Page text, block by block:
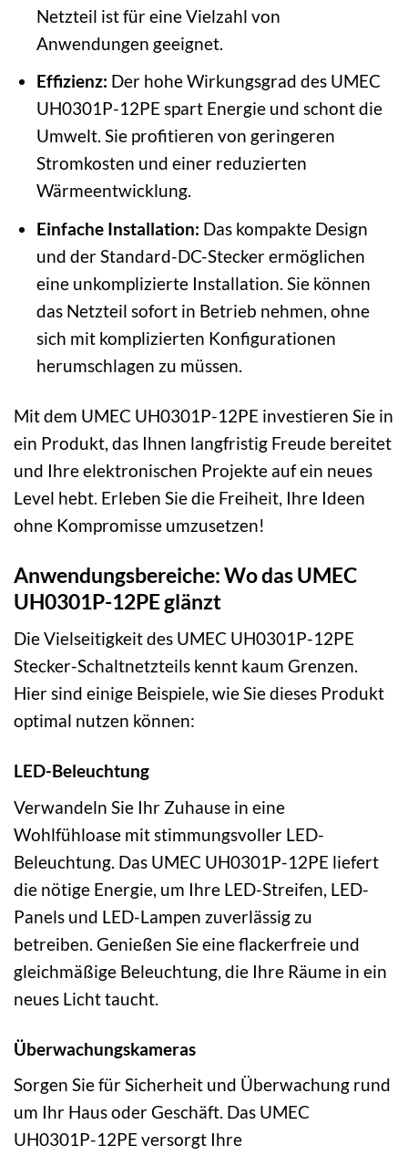
Netzteil ist für eine Vielzahl von
Anwendungen geeignet.
Effizienz: Der hohe Wirkungsgrad des UMEC
UH0301P-12PE spart Energie und schont die
Umwelt. Sie profitieren von geringeren
Stromkosten und einer reduzierten
Wärmeentwicklung.
Einfache Installation: Das kompakte Design
und der Standard-DC-Stecker ermöglichen
eine unkomplizierte Installation. Sie können
das Netzteil sofort in Betrieb nehmen, ohne
sich mit komplizierten Konfigurationen
herumschlagen zu müssen.
Mit dem UMEC UH0301P-12PE investieren Sie in
ein Produkt, das Ihnen langfristig Freude bereitet
und Ihre elektronischen Projekte auf ein neues
Level hebt. Erleben Sie die Freiheit, Ihre Ideen
ohne Kompromisse umzusetzen!
Anwendungsbereiche: Wo das UMEC
UH0301P-12PE glänzt
Die Vielseitigkeit des UMEC UH0301P-12PE
Stecker-Schaltnetzteils kennt kaum Grenzen.
Hier sind einige Beispiele, wie Sie dieses Produkt
optimal nutzen können:
LED-Beleuchtung
Verwandeln Sie Ihr Zuhause in eine
Wohlfühloase mit stimmungsvoller LED-
Beleuchtung. Das UMEC UH0301P-12PE liefert
die nötige Energie, um Ihre LED-Streifen, LED-
Panels und LED-Lampen zuverlässig zu
betreiben. Genießen Sie eine flackerfreie und
gleichmäßige Beleuchtung, die Ihre Räume in ein
neues Licht taucht.
Überwachungskameras
Sorgen Sie für Sicherheit und Überwachung rund
um Ihr Haus oder Geschäft. Das UMEC
UH0301P-12PE versorgt Ihre